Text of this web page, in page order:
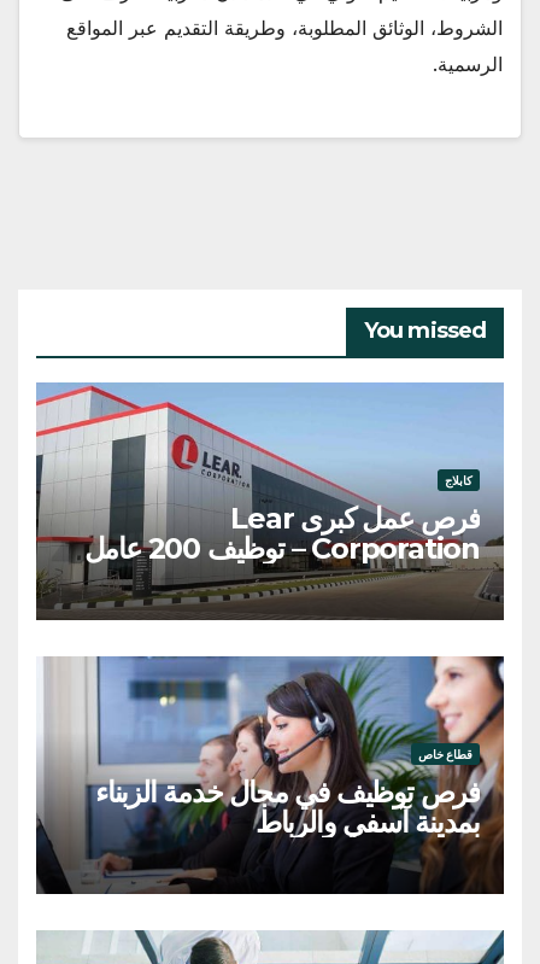
الشروط، الوثائق المطلوبة، وطريقة التقديم عبر المواقع
الرسمية.
You missed
كابلاج
فرص عمل كبرى Lear
Corporation – توظيف 200 عامل
وعاملة
قطاع خاص
فرص توظيف في مجال خدمة الزبناء
بمدينة آسفي والرباط